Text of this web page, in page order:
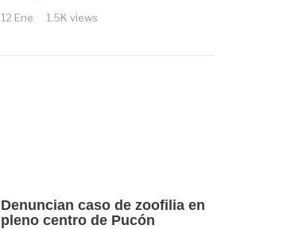
12 Ene 1.5K views
Denuncian caso de zoofilia en
pleno centro de Pucón